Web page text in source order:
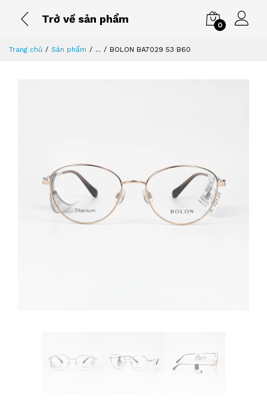
Trở về sản phẩm
0
Trang chủ Sản phẩm ... BOLON BA7029 53 B60